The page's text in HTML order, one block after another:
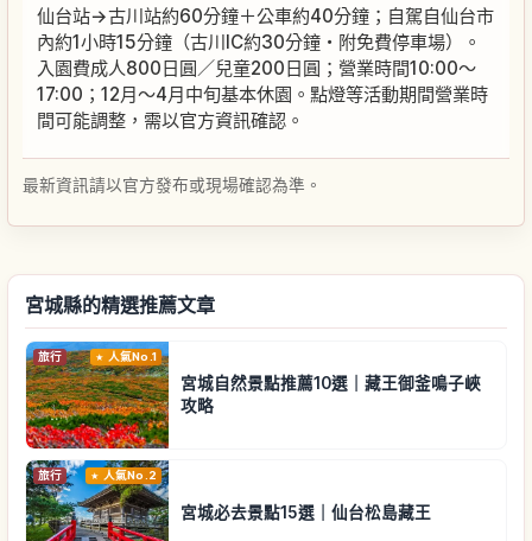
仙台站→古川站約60分鐘＋公車約40分鐘；自駕自仙台市
內約1小時15分鐘（古川IC約30分鐘・附免費停車場）。
入園費成人800日圓／兒童200日圓；營業時間10:00～
17:00；12月～4月中旬基本休園。點燈等活動期間營業時
間可能調整，需以官方資訊確認。
最新資訊請以官方發布或現場確認為準。
宮城縣的精選推薦文章
旅行 人氣No.1
宮城自然景點推薦10選｜藏王御釜鳴子峽
攻略
旅行 人氣No.2
宮城必去景點15選｜仙台松島藏王